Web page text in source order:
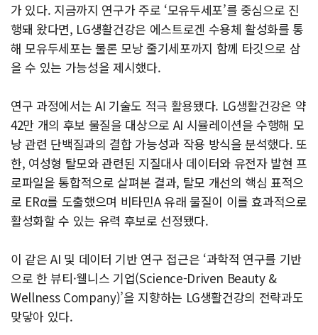
가 있다. 지금까지 연구가 주로 ‘모유두세포’를 중심으로 진
행돼 왔다면, LG생활건강은 에스트로겐 수용체 활성화를 통
해 모유두세포는 물론 모낭 줄기세포까지 함께 타깃으로 삼
을 수 있는 가능성을 제시했다.
연구 과정에서는 AI 기술도 적극 활용됐다. LG생활건강은 약
42만 개의 후보 물질을 대상으로 AI 시뮬레이션을 수행해 모
낭 관련 단백질과의 결합 가능성과 작용 방식을 분석했다. 또
한, 여성형 탈모와 관련된 지질대사 데이터와 유전자 발현 프
로파일을 통합적으로 살펴본 결과, 탈모 개선의 핵심 표적으
로 ERα를 도출했으며 비타민A 유래 물질이 이를 효과적으로
활성화할 수 있는 유력 후보로 선정됐다.
이 같은 AI 및 데이터 기반 연구 접근은 ‘과학적 연구를 기반
으로 한 뷰티·웰니스 기업(Science-Driven Beauty &
Wellness Company)’을 지향하는 LG생활건강의 전략과도
맞닿아 있다.